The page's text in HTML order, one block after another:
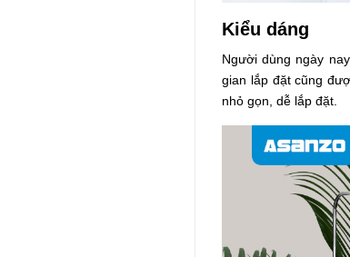
Kiểu dáng
Người dùng ngày
gian lắp đặt cũng
nhỏ gọn, dễ lắp đặt.